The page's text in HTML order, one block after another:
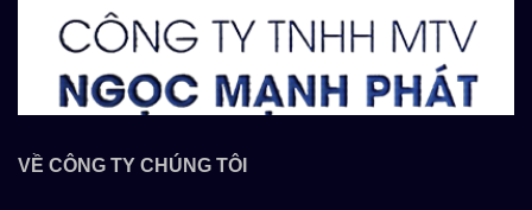
VỀ CÔNG TY CHÚNG TÔI